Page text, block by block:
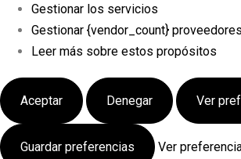
Gestionar los servicios
Gestionar {vendor_count} proveedores
Leer más sobre estos propósitos
Aceptar Denegar Ver
Guardar preferencias Ver